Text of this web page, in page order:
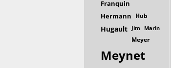
Franquin
Hermann Hub
Hugault Jim Marin
Meyer
Meynet